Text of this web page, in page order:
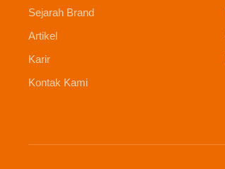
Sejarah Brand
Artikel
Karir
Kontak Kami